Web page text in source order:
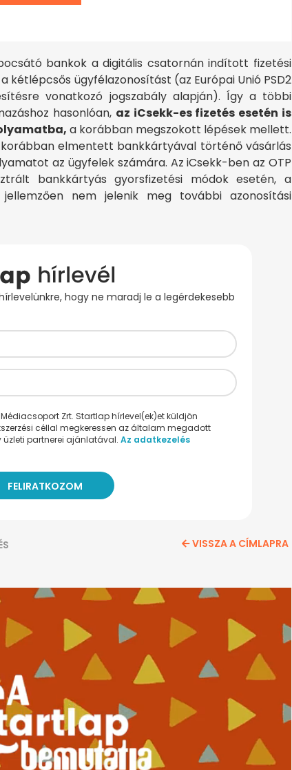
bankok a digitális csatornán indított fizetési
ügyfélazonosítást (az Európai Unió PSD2
vonatkozó jogszabály alapján). Így a többi
hasonlóan, az iCsekk-es fizetés esetén is
a korábban megszokott lépések mellett.
elmentett bankkártyával történő vásárlás
az ügyfelek számára. Az iCsekk-ben az OTP
bankkártyás gyorsfizetési módok esetén, a
nem jelenik meg további azonosítási
hogy ne maradj le a legérdekesebb
Zrt. Startlap hírlevel(ek)et küldjön
céllal megkeressen az általam megadott
partnerei ajánlatával. Az adatkezelés
VISSZA A CÍMLAPRA